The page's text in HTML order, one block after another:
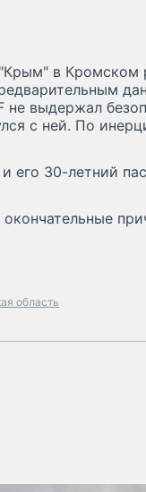
в Кромском
не выдержал
с ней. По
его 30-летний
область